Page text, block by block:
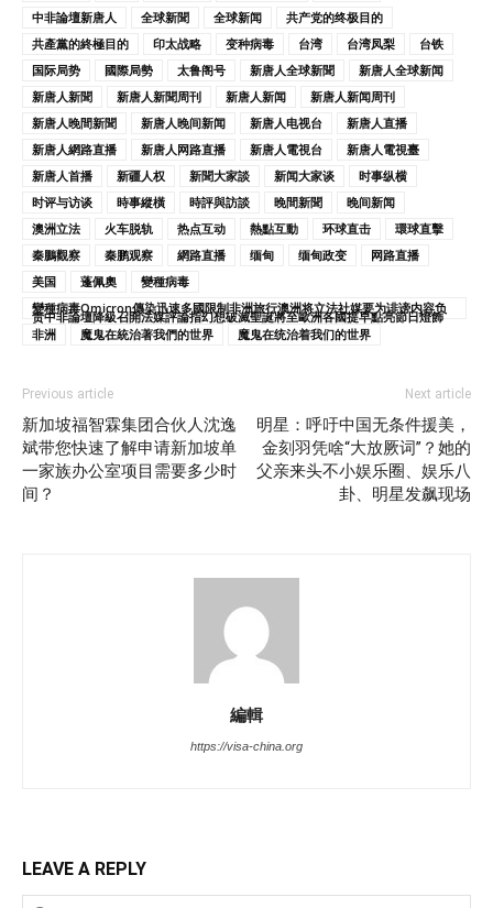
中非論壇新唐人
全球新聞 全球新闻
共产党的终极目的
共產黨的終極目的
印太战略 变种病毒 台湾 台湾凤梨
台铁
国际局势
國際局勢 太鲁阁号 新唐人全球新聞
新唐人全球新闻
新唐人新聞
新唐人新聞周刊 新唐人新闻
新唐人新闻周刊
新唐人晚間新聞
新唐人晚间新闻 新唐人电视台
新唐人直播
新唐人網路直播
新唐人网路直播 新唐人電視台
新唐人電視臺
新唐人首播
新疆人权 新聞大家談 新闻大家谈
时事纵横
时评与访谈
時事縱橫 時評與訪談 晚間新聞
晚间新闻
澳洲立法
火车脱轨 热点互动 熱點互動 环球直击
環球直擊
秦鵬觀察
秦鹏观察 網路直播 缅甸 缅甸政变
网路直播
美国
蓬佩奧
變種病毒
變種病毒Omicron傳染迅速多國限制非洲旅行澳洲将立法社媒要为诽谤内容负
责中非論壇降級召開法媒評論指幻想破滅聖誕將至歐洲各國提早點亮節日燈飾
非洲
魔鬼在統治著我們的世界 魔鬼在统治着我们的世界
Previous article
新加坡福智霖集团合伙人沈逸
斌带您快速了解申请新加坡单
一家族办公室项目需要多少时
间？
Next article
明星：呼吁中国无条件援美，
金刻羽凭啥“大放厥词”？她的
父亲来头不小娱乐圈、娱乐八
卦、明星发飙现场
編輯
https://visa-china.org
LEAVE A REPLY